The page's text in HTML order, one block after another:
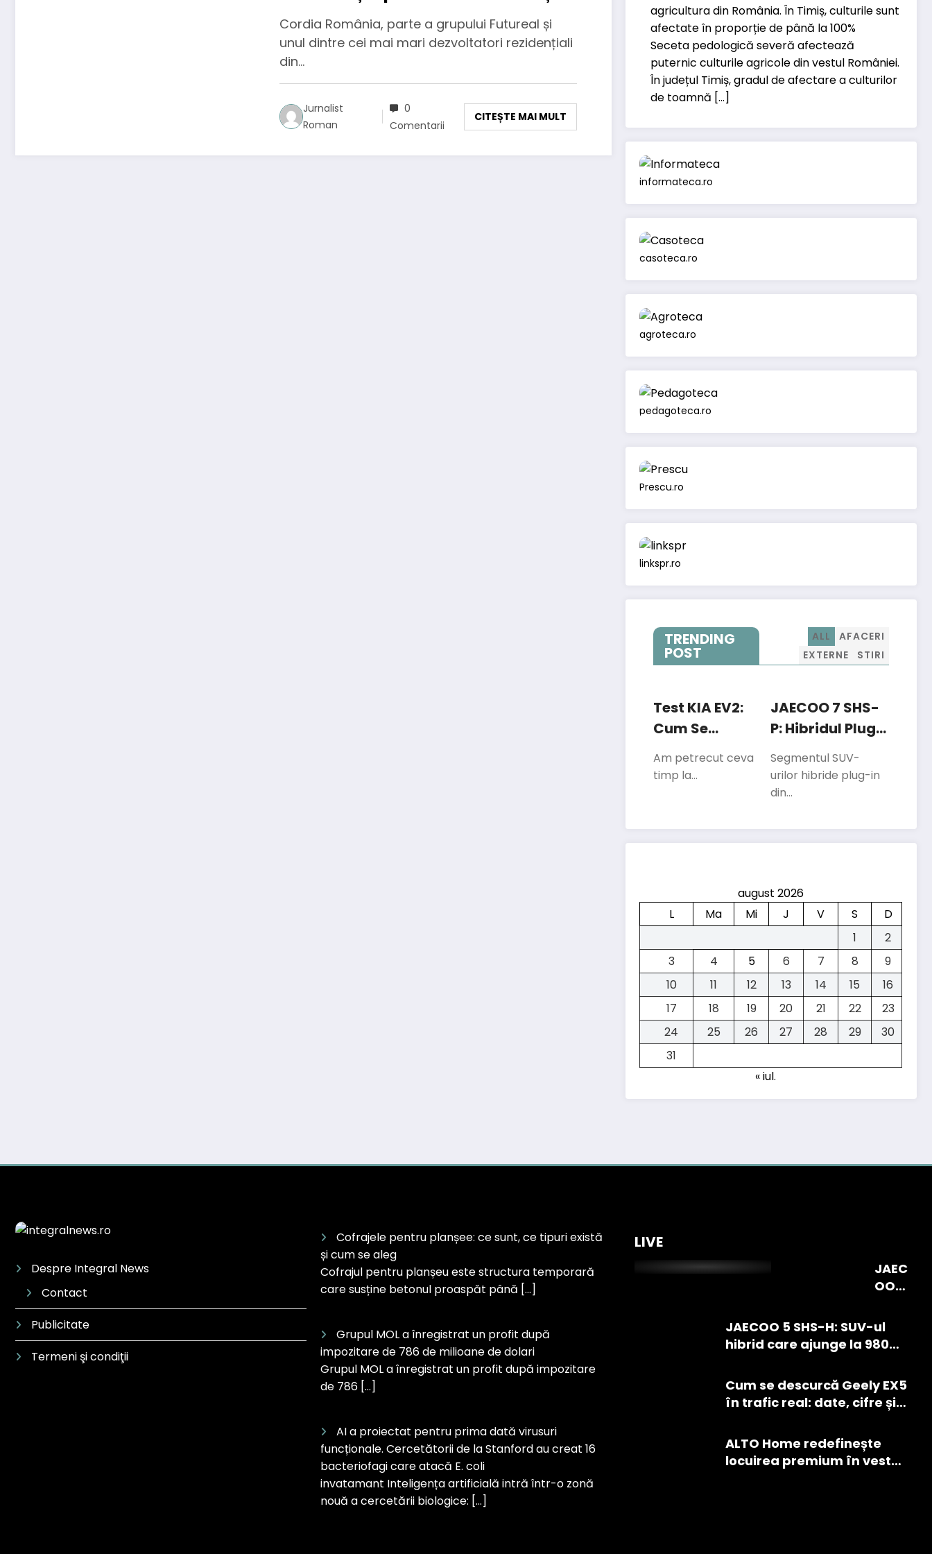
Centropolitan
Cordia România, parte a grupului Futureal și
unul dintre cei mai mari dezvoltatori rezidențiali
din…
Jurnalist
Roman
0
Comentarii
CITEȘTE MAI MULT
agricultura din România. În Timiș, culturile sunt
afectate în proporție de până la 100%
Seceta pedologică severă afectează
puternic culturile agricole din vestul României.
În județul Timiș, gradul de afectare a culturilor
de toamnă […]
informateca.ro
casoteca.ro
agroteca.ro
pedagoteca.ro
Prescu.ro
linkspr.ro
TRENDING
POST
ALL
AFACERI
EXTERNE
STIRI
Test KIA EV2:
Cum Se
Descurcă Cea
Mai Mică
București
Am petrecut ceva
timp la…
JAECOO 7 SHS-
P: Hibridul Plug-
In Care Vrea Să
Concureze Cu
Liderii
Segmentul SUV-
urilor hibride plug-in
din…
august 2026
L
Ma Mi J V S
D
1
2
3
4 5 6 7 8
9
10
11 12 13 14 15
16
17
18 19 20 21 22
23
24
25 26 27 28 29
30
31
« iul.
Despre Integral News
Contact
Publicitate
Termeni şi condiţii
Cofrajele pentru planșee: ce sunt, ce tipuri există
și cum se aleg
Cofrajul pentru planșeu este structura temporară
care susține betonul proaspăt până […]
Grupul MOL a înregistrat un profit după
impozitare de 786 de milioane de dolari
Grupul MOL a înregistrat un profit după impozitare
de 786 […]
AI a proiectat pentru prima dată virusuri
funcționale. Cercetătorii de la Stanford au creat 16
bacteriofagi care atacă E. coli
invatamant Inteligența artificială intră într-o zonă
nouă a cercetării biologice: […]
LIVEdescurcă
mică
JAEC
OO 7
P:
hibri
-in
care
să
conc
JAECOO 5 SHS-H: SUV-ul
hibrid care ajunge la 980
România de la 25.990 EUR
Cum se descurcă Geely EX5
în trafic real: date, cifre și
ALTO Home redefinește
locuirea premium în vestul